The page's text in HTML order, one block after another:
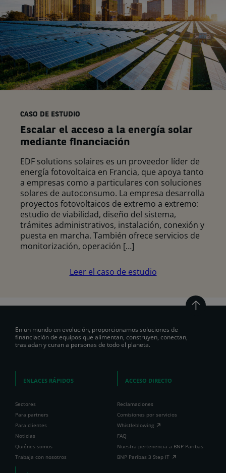
CASO DE ESTUDIO
Escalar el acceso a la energía solar
mediante financiación
EDF solutions solaires es un proveedor líder de
energía fotovoltaica en Francia, que apoya tanto
a empresas como a particulares con soluciones
solares de autoconsumo. La empresa desarrolla
proyectos fotovoltaicos de extremo a extremo:
estudio de viabilidad, diseño del sistema,
trámites administrativos, instalación, conexión y
puesta en marcha. También ofrece servicios de
monitorización, operación […]
Leer el caso de estudio
En un mundo en evolución, proporcionamos soluciones de
financiación de equipos que alimentan, construyen, conectan,
trasladan y curan a personas de todo el planeta.
ENLACES RÁPIDOS
Sectores
Para partners
Para clientes
Noticias
Quiénes somos
Trabaja con nosotros
ACCESO DIRECTO
Reclamaciones
Comisiones por servicios
Whistleblowing
FAQ
Nuestra pertenencia a BNP Paribas
BNP Paribas 3 Step IT